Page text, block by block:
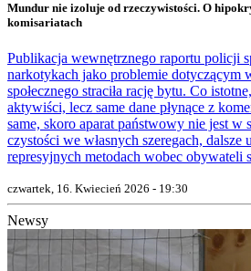
Mundur nie izoluje od rzeczywistości. O
komisariatach
Publikacja wewnętrznego raportu policji
narkotykach jako problemie dotyczącym
społecznego straciła rację bytu. Co
aktywiści, lecz same dane płynące z
same, skoro aparat państwowy nie jest w
czystości we własnych szeregach, dalsze
represyjnych metodach wobec obywateli
czwartek, 16. Kwiecień 2026 - 19:30
Newsy